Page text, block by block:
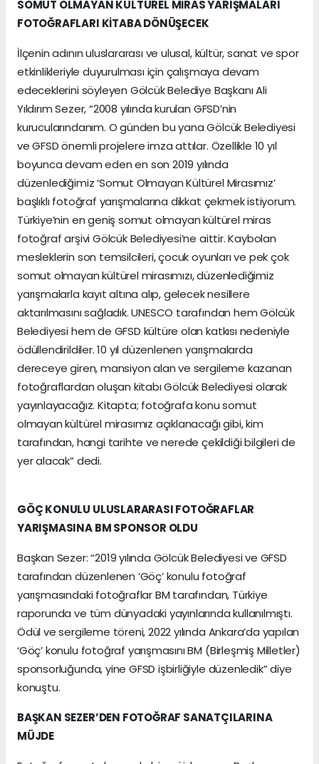
SOMUT OLMAYAN KÜLTÜREL MİRAS YARIŞMALARI
FOTOĞRAFLARI KİTABA DÖNÜŞECEK
İlçenin adının uluslararası ve ulusal, kültür, sanat ve spor
etkinlikleriyle duyurulması için çalışmaya devam
edeceklerini söyleyen Gölcük Belediye Başkanı Ali
Yıldırım Sezer, “2008 yılında kurulan GFSD’nin
kurucularındanım. O günden bu yana Gölcük Belediyesi
ve GFSD önemli projelere imza attılar. Özellikle 10 yıl
boyunca devam eden en son 2019 yılında
düzenlediğimiz ‘Somut Olmayan Kültürel Mirasımız’
başlıklı fotoğraf yarışmalarına dikkat çekmek istiyorum.
Türkiye’nin en geniş somut olmayan kültürel miras
fotoğraf arşivi Gölcük Belediyesi’ne aittir. Kaybolan
mesleklerin son temsilcileri, çocuk oyunları ve pek çok
somut olmayan kültürel mirasımızı, düzenlediğimiz
yarışmalarla kayıt altına alıp, gelecek nesillere
aktarılmasını sağladık. UNESCO tarafından hem Gölcük
Belediyesi hem de GFSD kültüre olan katkısı nedeniyle
ödüllendirildiler. 10 yıl düzenlenen yarışmalarda
dereceye giren, mansiyon alan ve sergileme kazanan
fotoğraflardan oluşan kitabı Gölcük Belediyesi olarak
yayınlayacağız. Kitapta; fotoğrafa konu somut
olmayan kültürel mirasımız açıklanacağı gibi, kim
tarafından, hangi tarihte ve nerede çekildiği bilgileri de
yer alacak” dedi.
GÖÇ KONULU ULUSLARARASI FOTOĞRAFLAR
YARIŞMASINA BM SPONSOR OLDU
Başkan Sezer: “2019 yılında Gölcük Belediyesi ve GFSD
tarafından düzenlenen ‘Göç’ konulu fotoğraf
yarışmasındaki fotoğraflar BM tarafından, Türkiye
raporunda ve tüm dünyadaki yayınlarında kullanılmıştı.
Ödül ve sergileme töreni, 2022 yılında Ankara’da yapılan
‘Göç’ konulu fotoğraf yarışmasını BM (Birleşmiş Milletler)
sponsorluğunda, yine GFSD işbirliğiyle düzenledik” diye
konuştu.
BAŞKAN SEZER’DEN FOTOĞRAF SANATÇILARINA
MÜJDE